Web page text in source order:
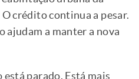
crédito continua a pesar.
ajudam a manter a nova
está parado. Está mais